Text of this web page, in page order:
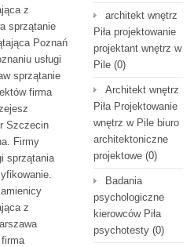
z
sprzątanie
Poznań
usługi
sprzątanie
firma
Szczecin
Firmy
sprzątania
z
architekt wnętrz
Piła projektowanie
projektant wnętrz w
Pile (0)
Architekt wnętrz
Piła Projektowanie
wnętrz w Pile biuro
architektoniczne
projektowe (0)
Badania
psychologiczne
kierowców Piła
psychotesty (0)